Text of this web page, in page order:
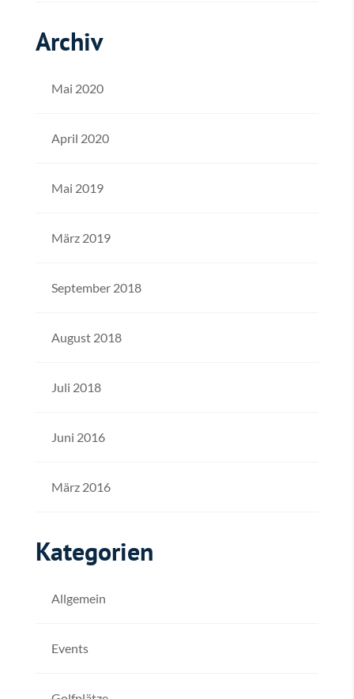
Archiv
Mai 2020
April 2020
Mai 2019
März 2019
September 2018
August 2018
Juli 2018
Juni 2016
März 2016
Kategorien
Allgemein
Events